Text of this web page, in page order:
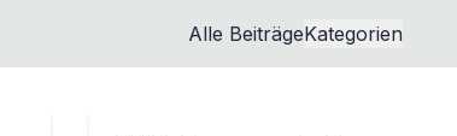
Alle BeiträgeKategorien